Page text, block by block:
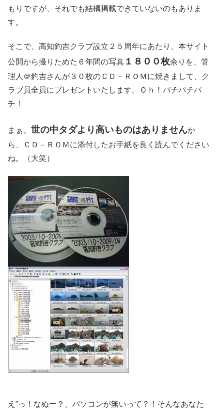
もりですが、それでも結構掲載できていないのもありま
す。
そこで、高知釣吉クラブ設立２５周年にあたり、本サイト
公開から撮りためた６年間の写真 １８００枚余りを、管
理人＠釣吉さんが３０枚のＣＤ－ＲＯＭに焼きまして、ク
ラブ員全員にプレゼントいたします。Ｏｈ！パチパチパ
チ！
まぁ、 世の中タダより高いものはありませんか
ら、ＣＤ－ＲＯＭに添付したお手紙を良く読んでください
ね。（大笑）
え”っ！なぬー？、パソコンが無いって？！そんなあなた